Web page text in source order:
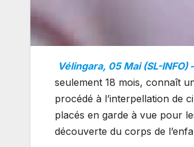
Vélingara, 05 Mai (SL-INFO)
seulement 18 mois, connaît
procédé à l’interpellation de
placés en garde à vue pour
découverte du corps de